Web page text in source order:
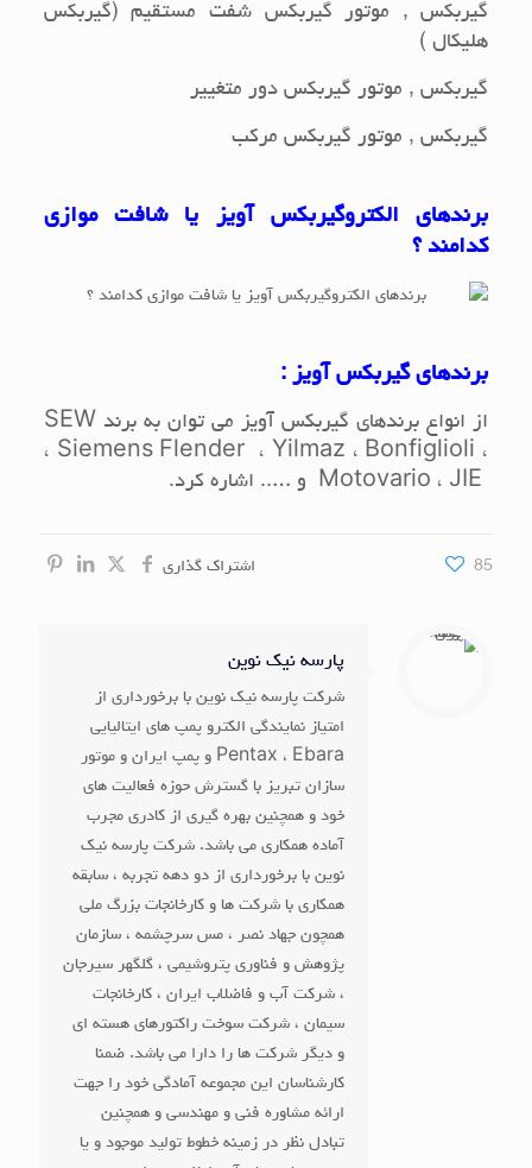
گیربکس , موتور گیربکس شفت مستقیم (گیربکس
هلیکال )
گیربکس , موتور گیربکس دور متغییر
گیربکس , موتور گیربکس مرکب
برندهای الکتروگیربکس آویز یا شافت موازی
کدامند ؟
برندهای گیربکس آویز :
از انواع برندهای گیربکس آویز می توان به برند SEW
، Bonfiglioli Yilmaz ، ، Siemens Flender ،
JIE ، Motovario و ….. اشاره کرد.
اشتراک گذاری 85
پارسه نیک نوین
شرکت پارسه نیک نوین با برخورداری از
امتیاز نمایندگی الکترو پمپ های ایتالیایی
Pentax ، Ebara و پمپ ایران و موتور
سازان تبریز با گسترش حوزه فعالیت های
خود و همچنین بهره گیری از کادری مجرب
آماده همکاری می باشد. شرکت پارسه نیک
نوین با برخورداری از دو دهه تجربه ، سابقه
همکاری با شرکت ها و کارخانجات بزرگ ملی
همچون جهاد نصر ، مس سرچشمه ، سازمان
پژوهش و فناوری پتروشیمی ، گلگهر سیرجان
، شرکت آب و فاضلاب ایران ، کارخانجات
سیمان ، شرکت سوخت راکتورهای هسته ای
و دیگر شرکت ها را دارا می باشد. ضمنا
کارشناسان این مجموعه آمادگی خود را جهت
ارائه مشاوره فنی و مهندسی و همچنین
تبادل نظر در زمینه خطوط تولید موجود و یا